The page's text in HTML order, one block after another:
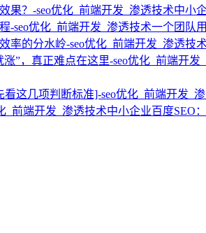
中小
一个团队
中小企业百度SEO